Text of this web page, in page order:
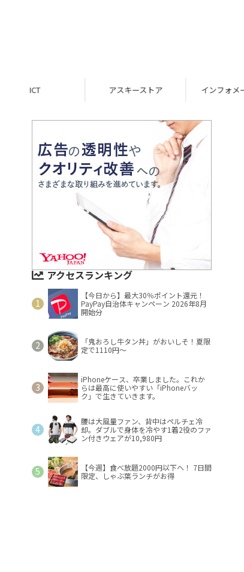
アスキーストア インフォメーション
アクセスランキング
【今日から】最大30％ポイント還元！
PayPay自治体キャンペーン 2026年8月
開始分
「鬼おろし牛タン丼」がおいしそ！夏限
定で1110円～
iPhoneケース、卒業しました。これか
らは最高に使いやすい「iPhoneバッ
ク」で生きていきます。
腰は大風量ファン、背中はペルチェ冷
却。ダブルで身体を冷やす1着2役のファ
ン付きウェアが10,980円
【今週】食べ放題2000円以下へ！ 7日間
限定、しゃぶ葉ランチがお得